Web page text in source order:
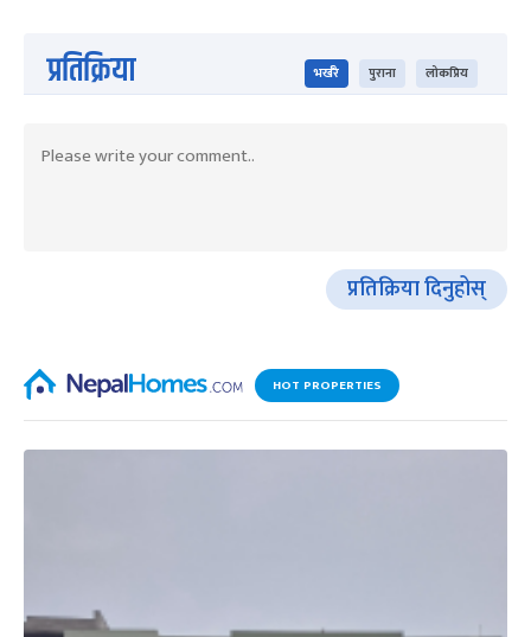
प्रतिक्रिया भर्खरै पुराना लोकप्रिय
प्रतिक्रिया दिनुहोस्
HOT PROPERTIES